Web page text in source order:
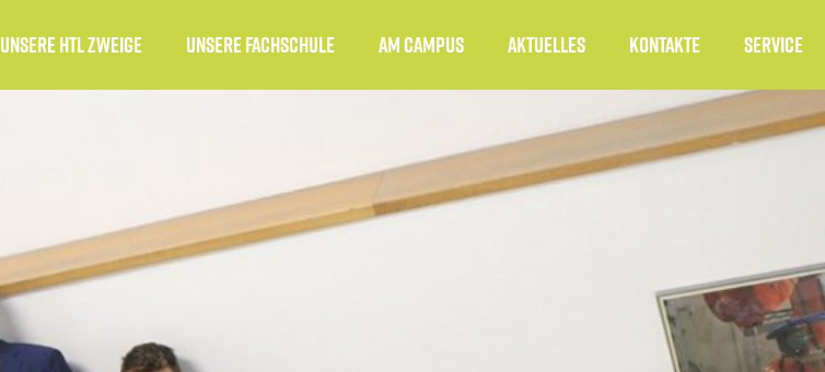
unsere HTL Zweige Unsere Fachschule Am Campus Aktuelles Kontakte Service